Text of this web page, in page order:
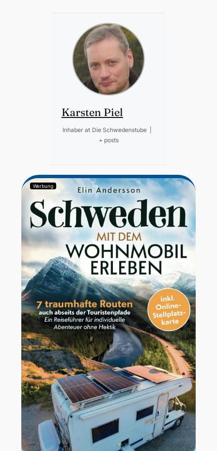
Karsten Piel
Inhaber at Die Schwedenstube
+ posts
Werbung